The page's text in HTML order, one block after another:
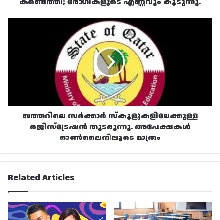
സ്കൂളുകളിലേക്കുള്ള
ഓൺലൈനിലൂടെ
ഖത്തറിലെ സർക്കാർ സ്കൂളുകളിലേക്കുള്ള
രജിസ്‌ട്രേഷൻ തുടരുന്നു. അപേക്ഷകൾ
ഓൺലൈനിലൂടെ മാത്രം
Related Articles